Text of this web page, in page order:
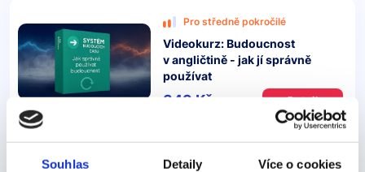
Souhlas Detaily Více o cookies
Pro středně pokročilé
Videokurz: Budoucnost
v angličtině - jak jí správně
používat
349 Kč Detail
Nejčastější otázky: